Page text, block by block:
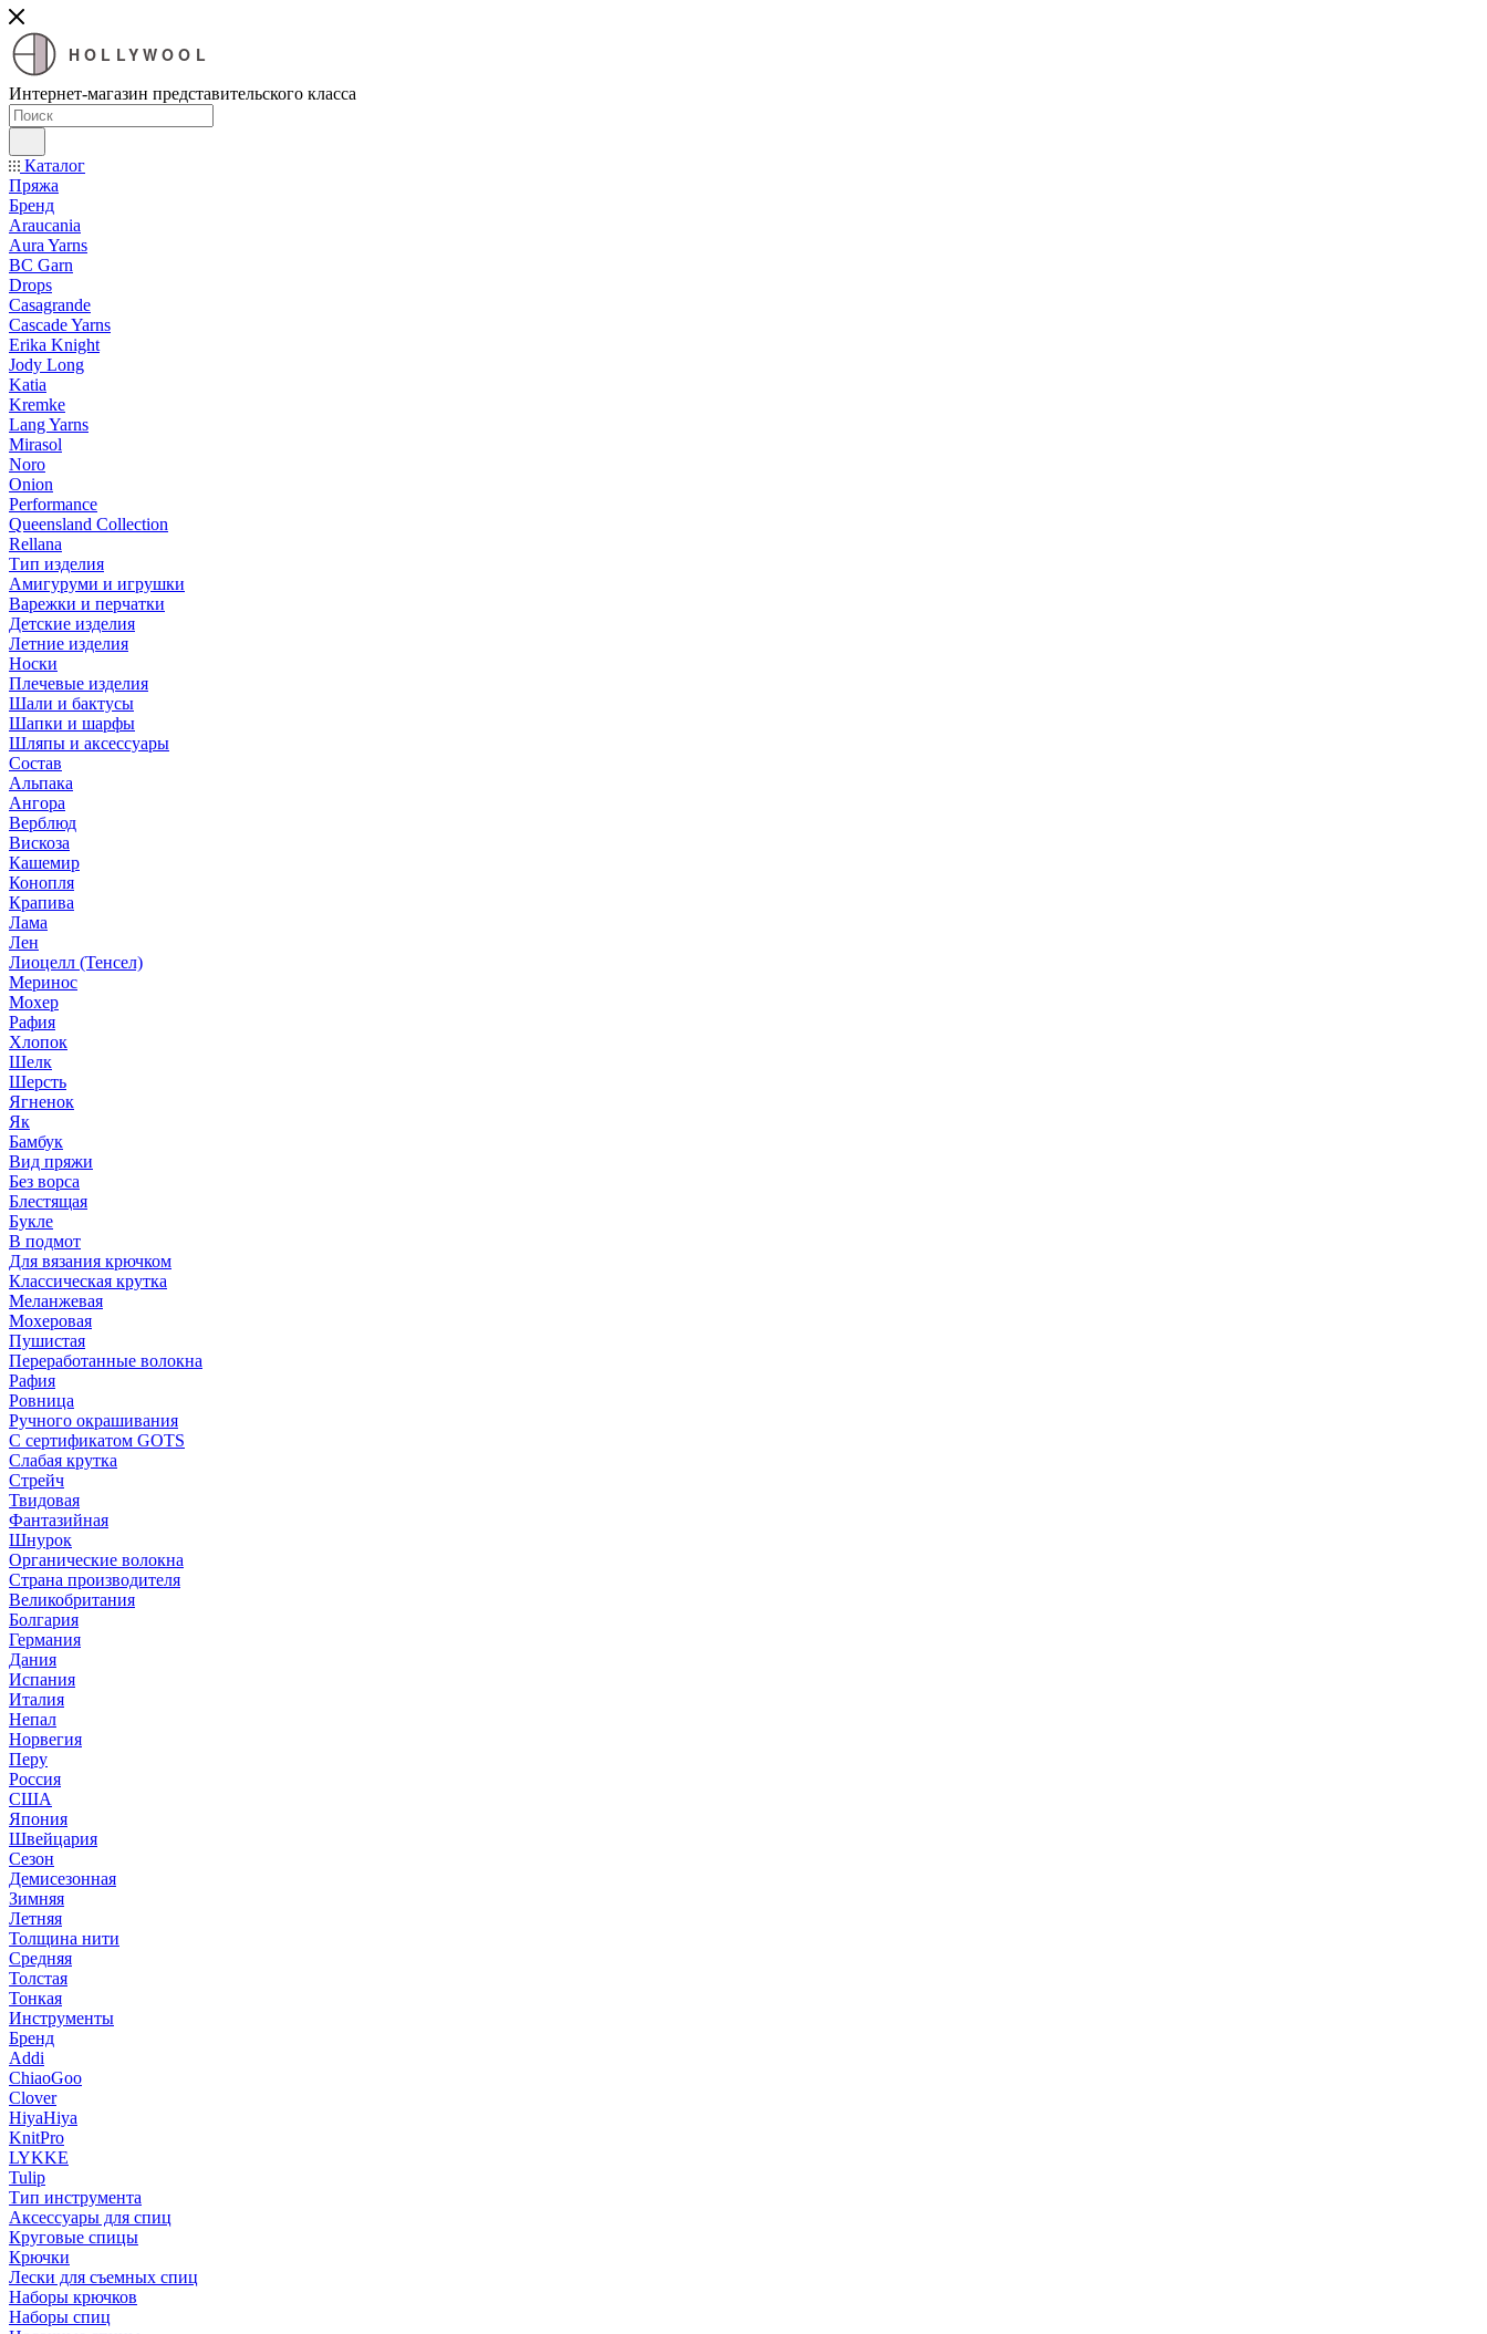
HOLLYWOOL
Интернет-магазин представительского класса
Каталог
Пряжа
Бренд
Araucania
Aura Yarns
BC Garn
Drops
Casagrande
Cascade Yarns
Erika Knight
Jody Long
Katia
Kremke
Lang Yarns
Mirasol
Noro
Onion
Performance
Queensland Collection
Rellana
Тип изделия
Амигуруми и игрушки
Варежки и перчатки
Детские изделия
Летние изделия
Носки
Плечевые изделия
Шали и бактусы
Шапки и шарфы
Шляпы и аксессуары
Состав
Альпака
Ангора
Верблюд
Вискоза
Кашемир
Конопля
Крапива
Лама
Лен
Лиоцелл (Тенсел)
Меринос
Мохер
Рафия
Хлопок
Шелк
Шерсть
Ягненок
Як
Бамбук
Вид пряжи
Без ворса
Блестящая
Букле
В подмот
Для вязания крючком
Классическая крутка
Меланжевая
Мохеровая
Пушистая
Переработанные волокна
Рафия
Ровница
Ручного окрашивания
С сертификатом GOTS
Слабая крутка
Стрейч
Твидовая
Фантазийная
Шнурок
Органические волокна
Страна производителя
Великобритания
Болгария
Германия
Дания
Испания
Италия
Непал
Норвегия
Перу
Россия
США
Япония
Швейцария
Сезон
Демисезонная
Зимняя
Летняя
Толщина нити
Средняя
Толстая
Тонкая
Инструменты
Бренд
Addi
ChiaoGoo
Clover
HiyaHiya
KnitPro
LYKKE
Tulip
Тип инструмента
Аксессуары для спиц
Круговые спицы
Крючки
Лески для съемных спиц
Наборы крючков
Наборы спиц